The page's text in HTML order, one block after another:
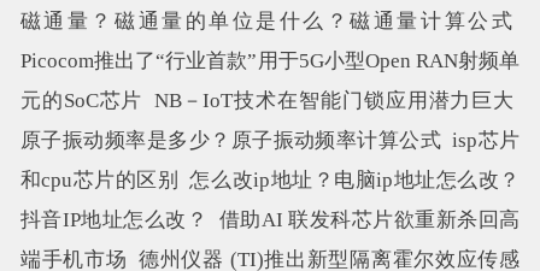
磁通量？磁通量的单位是什么？磁通量计算公式
Picocom推出了“行业首款”用于5G小型Open RAN射频单
元的SoC芯片 NB－IoT技术在智能门锁应用潜力巨大
原子振动频率是多少？原子振动频率计算公式 isp芯片
和cpu芯片的区别
怎么改ip地址？电脑ip地址怎么改？
抖音IP地址怎么改？
借助AI 联发科芯片欲重新杀回高
端手机市场 德州仪器 (TI)推出新型隔离霍尔效应传感